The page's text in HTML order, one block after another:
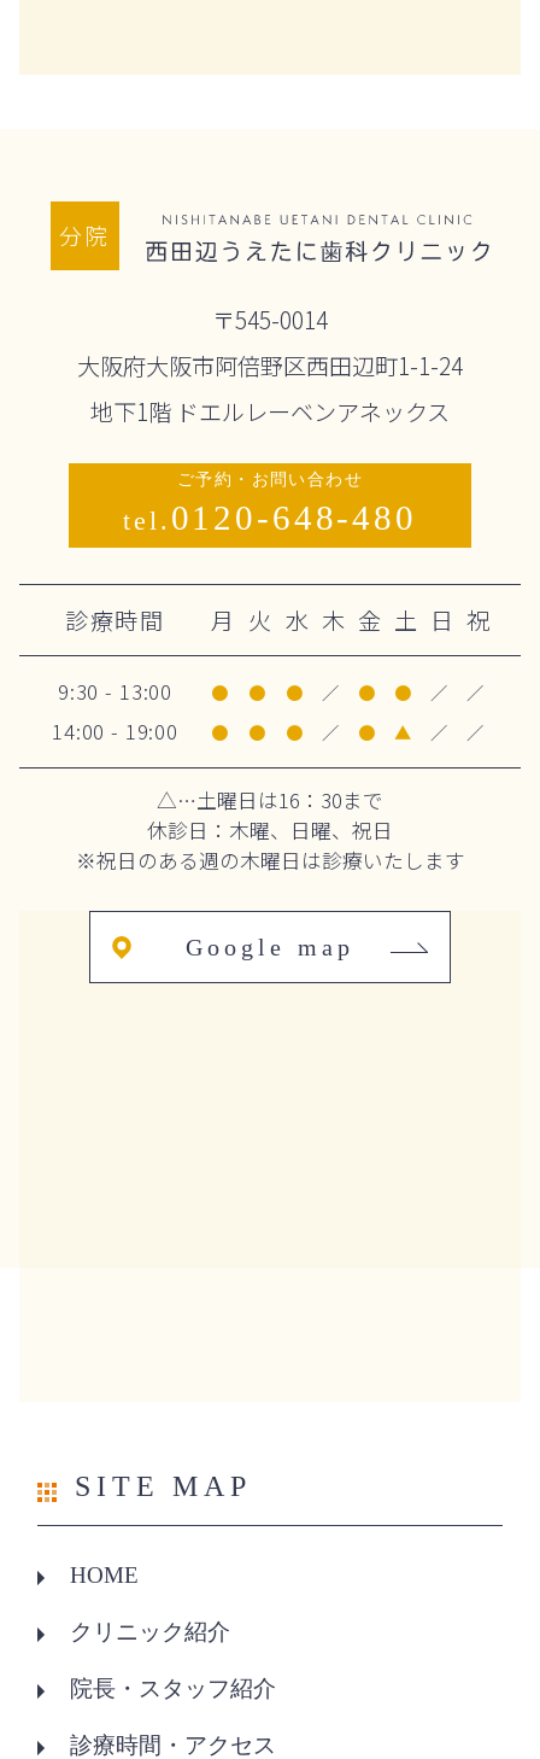
分院
〒545-0014
大阪府大阪市阿倍野区西田辺町1-1-24
地下1階 ドエルレーベンアネックス
ご予約・お問い合わせ
tel. 0120-648-480
診療時間 月 火 水 木 金 土 日 祝
9:30 - 13:00 ● ● ● ／ ● ● ／ ／
14:00 - 19:00 ● ● ● ／ ● ▲ ／ ／
△…土曜日は16：30まで
休診日：木曜、日曜、祝日
※祝日のある週の木曜日は診療いたします
Google map
SITE MAP
HOME
クリニック紹介
院長・スタッフ紹介
診療時間・アクセス